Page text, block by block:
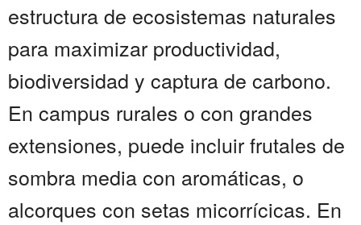
estructura de ecosistemas naturales
para maximizar productividad,
biodiversidad y captura de carbono.
En campus rurales o con grandes
extensiones, puede incluir frutales de
sombra media con aromáticas, o
alcorques con setas micorrícicas. En